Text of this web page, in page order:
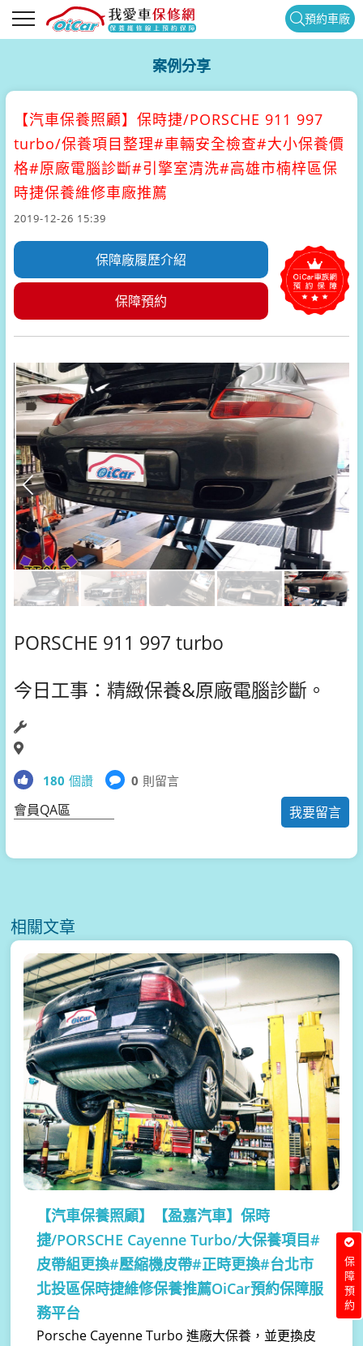
預約車廠
案例分享
【汽車保養照顧】 保時捷/PORSCHE 911 997
turbo/保養項目整理#車輛安全檢查#大小保養價
格#原廠電腦診斷#引擎室清洗#高雄市楠梓區保
時捷保養維修車廠推薦
2019-12-26 15:39
保障廠履歷介紹
保障預約
PORSCHE 911 997 turbo
今日工事：精緻保養&原廠電腦診斷。
180 個讚 0 則留言
我要留言
會員QA區
相關文章
【汽車保養照顧】
【盈嘉汽車】保時
捷/PORSCHE Cayenne Turbo/大保養項目#
皮帶組更換#壓縮機皮帶#正時更換#台北市
北投區保時捷維修保養推薦OiCar預約保障服
務平台
Porsche Cayenne Turbo 進廠大保養，並更換皮
保障預約